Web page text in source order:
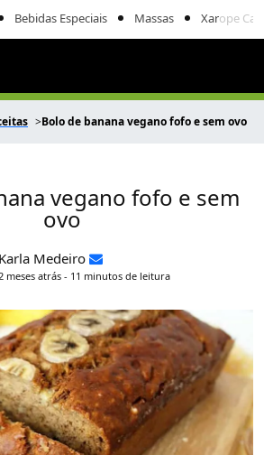
Bebidas Especiais Massas Xarope
Bolo de banana vegano fofo e sem ovo
vegano fofo e sem
ovo
Karla Medeiro
meses atrás - 11 minutos de leitura